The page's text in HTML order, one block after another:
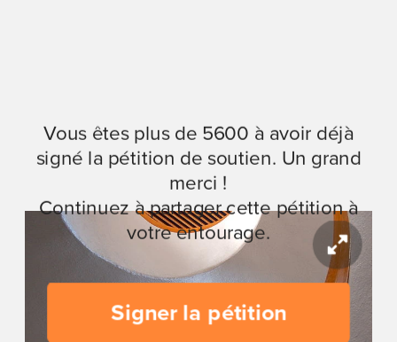
Signer la pétition
Vous êtes plus de 5600 à avoir déjà
signé la pétition de soutien. Un grand
merci !
Continuez à partager cette pétition à
votre entourage.